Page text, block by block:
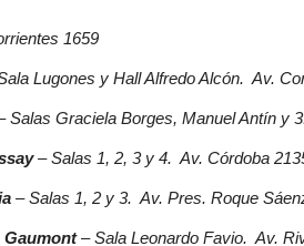
1659
Lugones y Hall Alfredo Alcón. Av.
Salas Graciela Borges, Manuel Antín y
– Salas 1, 2, 3 y 4. Av. Córdoba
– Salas 1, 2 y 3. Av. Pres. Roque
Gaumont– Sala Leonardo Favio. Av.